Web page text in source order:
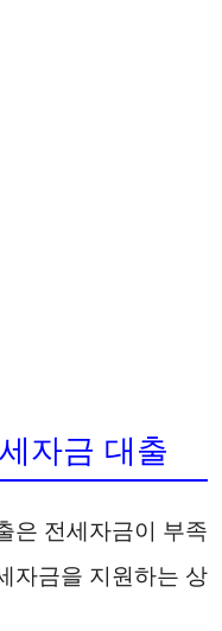
자금 대출
은 전세자금이 부족
자금을 지원하는 상